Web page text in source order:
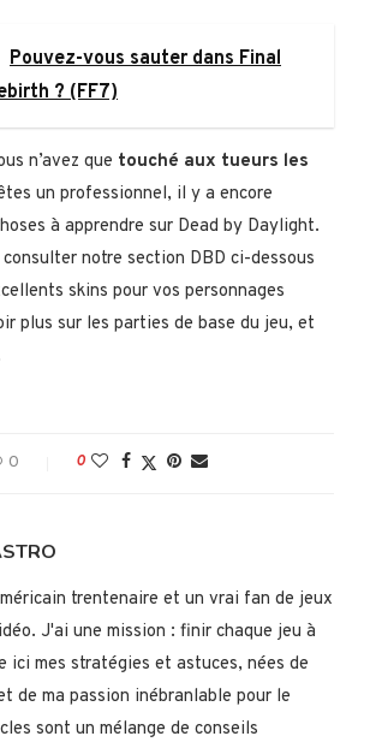
Pouvez-vous sauter dans Final
? (FF7)
n’avez que touché aux tueurs les
un professionnel, il y a encore
à apprendre sur Dead by Daylight.
notre section DBD ci-dessous
skins pour vos personnages
plus sur les parties de base du jeu, et
0 0
trentenaire et un vrai fan de jeux
J'ai une mission : finir chaque jeu à
ici mes stratégies et astuces, nées de
de ma passion inébranlable pour le
sont un mélange de conseils